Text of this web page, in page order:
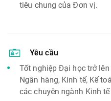
tiêu chung của Đơn vị.
Yêu cầu
Tốt nghiệp Đại học trở
Ngân hàng, Kinh tế, Kế
các chuyên ngành Kinh